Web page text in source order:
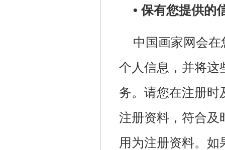
• 保有您提供的
中国画家网会
个人信息，并将这
务。请您在注册时
注册资料，符合及
用为注册资料。